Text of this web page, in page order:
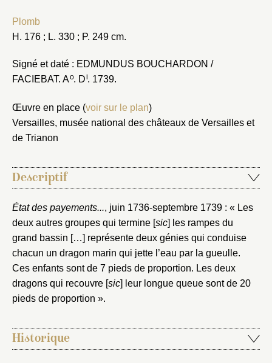
Plomb
H. 176 ; L. 330 ; P. 249 cm.
Signé et daté : EDMUNDUS BOUCHARDON /
FACIEBAT. Ao. Di. 1739.
Œuvre en place (voir sur le plan)
Versailles, musée national des châteaux de Versailles et
de Trianon
Descriptif
État des payements..., juin 1736-septembre 1739 : « Les
deux autres groupes qui termine [ sic ] les rampes du
grand bassin […] représente deux génies qui conduise
chacun un dragon marin qui jette l’eau par la gueulle.
Ces enfants sont de 7 pieds de proportion. Les deux
dragons qui recouvre [ sic ] leur longue queue sont de 20
pieds de proportion ».
Historique